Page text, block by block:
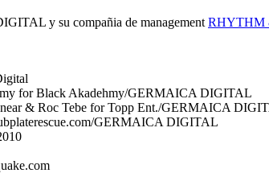
y su compañia de management RHYTHM
for Black Akadehmy/GERMAICA DIGITAL
& Roc Tebe for Topp Ent./GERMAICA
GERMAICA DIGITAL